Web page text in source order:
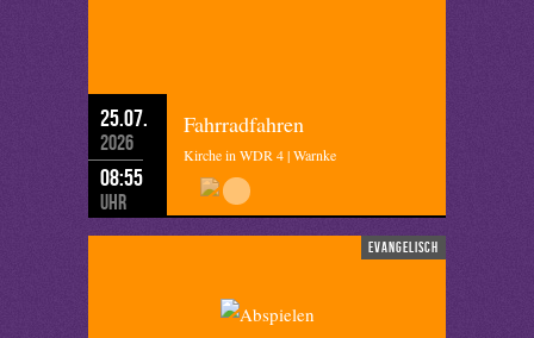
25.07.
2026
08:55
Uhr
Fahrradfahren
Kirche in WDR 4 | Warnke
evangelisch